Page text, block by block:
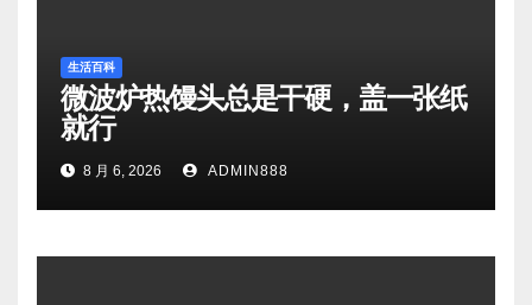
生活百科
微波炉热馒头总是干硬，盖一张纸
就行
8 月 6, 2026 ADMIN888